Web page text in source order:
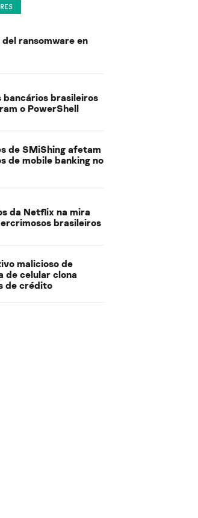
del ransomware en
bancários brasileiros
o PowerShell
de SMiShing afetam
de mobile banking no
da Netflix na mira
brasileiros
malicioso de
de celular clona
de crédito